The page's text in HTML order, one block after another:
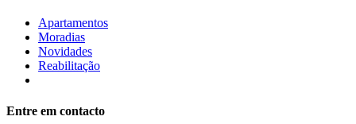
Apartamentos
Moradias
Novidades
Reabilitação
Entre em contacto